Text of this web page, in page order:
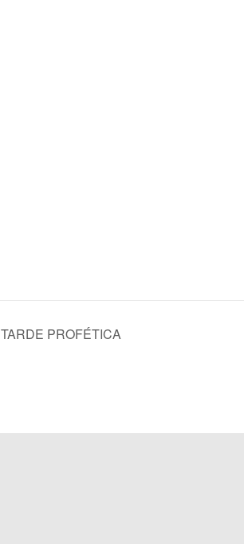
TARDE PROFÉTICA